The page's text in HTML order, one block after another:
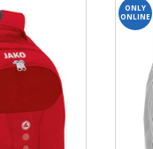
ONLY
ONLINE